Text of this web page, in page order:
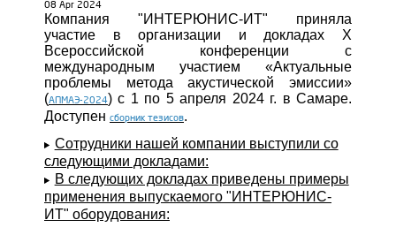
08 Apr 2024
Компания "ИНТЕРЮНИС-ИТ" приняла
участие в организации и докладах X
Всероссийской конференции с
международным участием «Актуальные
проблемы метода акустической эмиссии»
(АПМАЭ-2024) с 1 по 5 апреля 2024 г. в Самаре.
Доступен сборник тезисов.
Сотрудники нашей компании выступили со
следующими докладами:
В следующих докладах приведены примеры
применения выпускаемого "ИНТЕРЮНИС-
ИТ" оборудования: